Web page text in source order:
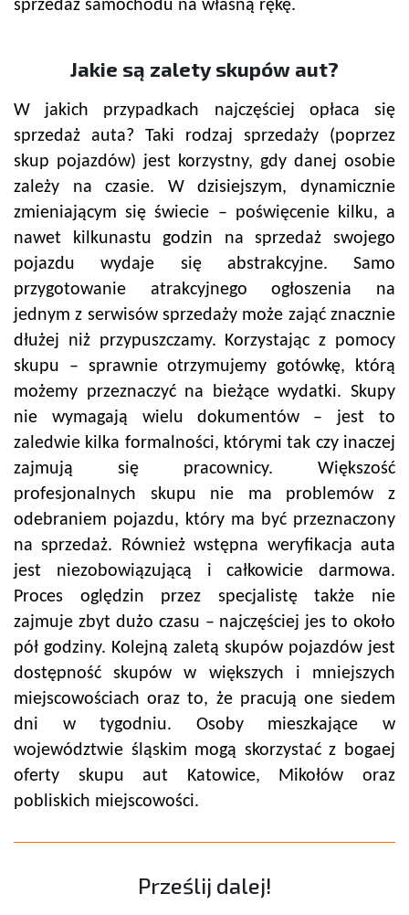
sprzedaż samochodu na własną rękę.
Jakie są zalety skupów aut?
W jakich przypadkach najczęściej opłaca się
sprzedaż auta? Taki rodzaj sprzedaży (poprzez
skup pojazdów) jest korzystny, gdy danej osobie
zależy na czasie. W dzisiejszym, dynamicznie
zmieniającym się świecie – poświęcenie kilku, a
nawet kilkunastu godzin na sprzedaż swojego
pojazdu wydaje się abstrakcyjne. Samo
przygotowanie atrakcyjnego ogłoszenia na
jednym z serwisów sprzedaży może zająć znacznie
dłużej niż przypuszczamy. Korzystając z pomocy
skupu – sprawnie otrzymujemy gotówkę, którą
możemy przeznaczyć na bieżące wydatki. Skupy
nie wymagają wielu dokumentów – jest to
zaledwie kilka formalności, którymi tak czy inaczej
zajmują się pracownicy. Większość
profesjonalnych skupu nie ma problemów z
odebraniem pojazdu, który ma być przeznaczony
na sprzedaż. Również wstępna weryfikacja auta
jest niezobowiązującą i całkowicie darmowa.
Proces oględzin przez specjalistę także nie
zajmuje zbyt dużo czasu – najczęściej jes to około
pół godziny. Kolejną zaletą skupów pojazdów jest
dostępność skupów w większych i mniejszych
miejscowościach oraz to, że pracują one siedem
dni w tygodniu. Osoby mieszkające w
województwie śląskim mogą skorzystać z bogaej
oferty skupu aut Katowice, Mikołów oraz
pobliskich miejscowości.
Prześlij dalej!